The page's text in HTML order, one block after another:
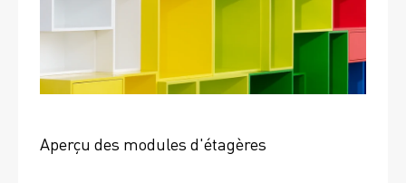
Aperçu des modules d'étagères